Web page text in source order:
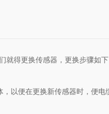
得更换传感器，更换步骤如下
便在更换新传感器时，便电